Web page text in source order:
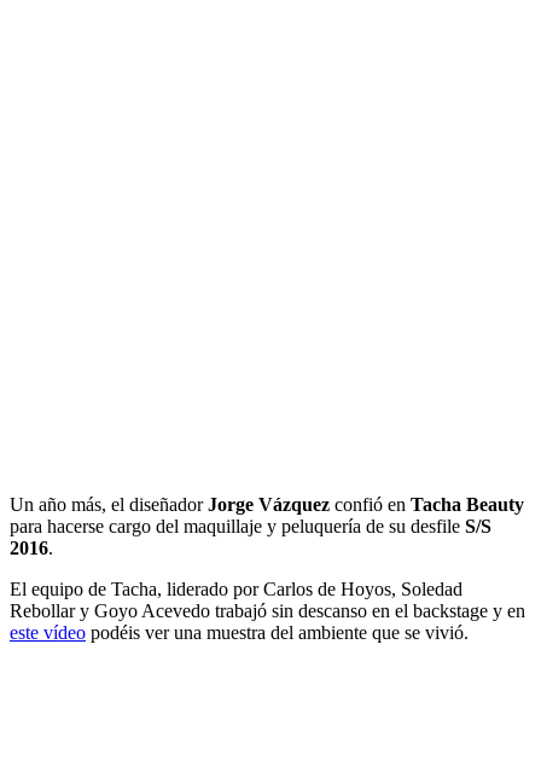
Un año más, el diseñadorJorge Vázquez confió en Tacha Beauty
para hacerse cargo del maquillaje y peluquería de su desfile S/S
2016.
El equipo de Tacha, liderado por Carlos de Hoyos, Soledad
Rebollar y Goyo Acevedo trabajó sin descanso en el backstage y en
este vídeo podéis ver una muestra del ambiente que se vivió.